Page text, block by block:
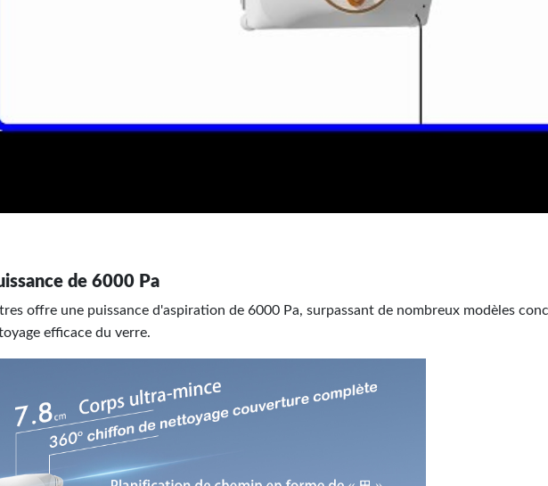
de 6000 Pa
offre une puissance d'aspiration de 6000 Pa, surpassant de nombreux modèles
efficace du verre.